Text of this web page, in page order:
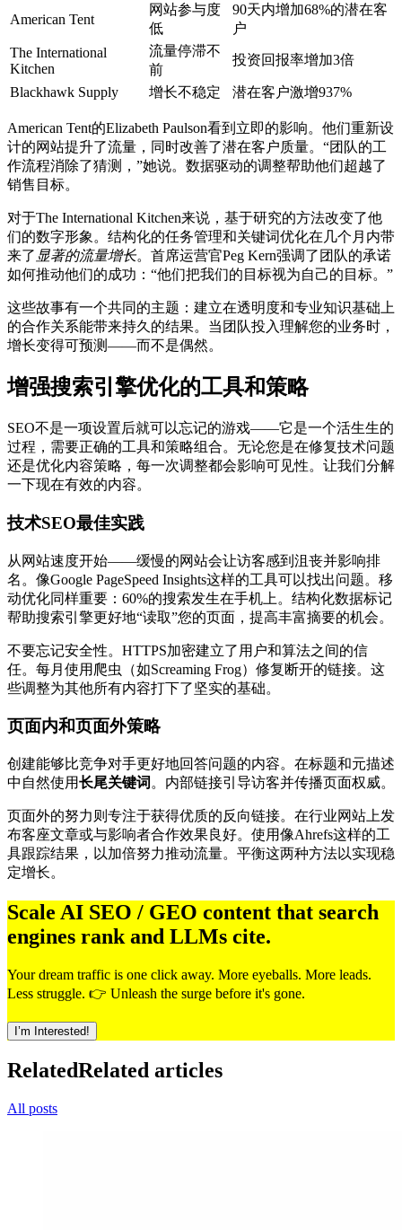
American Tent
网站参与度
低
90天内增加68%的潜在客
户
The International
Kitchen
流量停滞不
前
投资回报率增加3倍
Blackhawk Supply 增长不稳定 潜在客户激增937%
American Tent的Elizabeth Paulson看到立即的影响。他们重新设
计的网站提升了流量，同时改善了潜在客户质量。“团队的工
作流程消除了猜测，”她说。数据驱动的调整帮助他们超越了
销售目标。
对于The International Kitchen来说，基于研究的方法改变了他
们的数字形象。结构化的任务管理和关键词优化在几个月内带
来了 显著的流量增长。首席运营官Peg Kern强调了团队的承诺
如何推动他们的成功：“他们把我们的目标视为自己的目标。”
这些故事有一个共同的主题：建立在透明度和专业知识基础上
的合作关系能带来持久的结果。当团队投入理解您的业务时，
增长变得可预测——而不是偶然。
增强搜索引擎优化的工具和策略
SEO不是一项设置后就可以忘记的游戏——它是一个活生生的
过程，需要正确的工具和策略组合。无论您是在修复技术问题
还是优化内容策略，每一次调整都会影响可见性。让我们分解
一下现在有效的内容。
技术SEO最佳实践
从网站速度开始——缓慢的网站会让访客感到沮丧并影响排
名。像Google PageSpeed Insights这样的工具可以找出问题。移
动优化同样重要：60%的搜索发生在手机上。结构化数据标记
帮助搜索引擎更好地“读取”您的页面，提高丰富摘要的机会。
不要忘记安全性。HTTPS加密建立了用户和算法之间的信
任。每月使用爬虫（如Screaming Frog）修复断开的链接。这
些调整为其他所有内容打下了坚实的基础。
页面内和页面外策略
创建能够比竞争对手更好地回答问题的内容。在标题和元描述
中自然使用长尾关键词 。内部链接引导访客并传播页面权威。
页面外的努力则专注于获得优质的反向链接。在行业网站上发
布客座文章或与影响者合作效果良好。使用像Ahrefs这样的工
具跟踪结果，以加倍努力推动流量。平衡这两种方法以实现稳
定增长。
Scale AI SEO / GEO content that search
engines rank and LLMs cite.
Your dream traffic is one click away. More eyeballs. More leads.
Less struggle. 👉 Unleash the surge before it's gone.
I’m Interested!
RelatedRelated articles
All posts